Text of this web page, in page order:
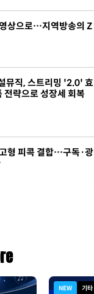
상으로…지역방송의 Z
뮤직, 스트리밍 '2.0' 효
략으로 성장세 회복
형 피콕 결합…구독·광
NEW 기타